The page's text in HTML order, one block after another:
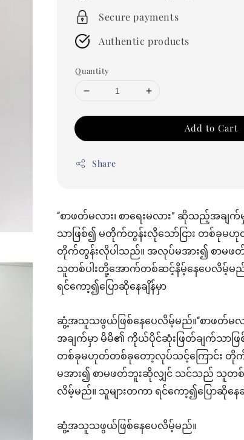
Secure payments
Authentic products
Quantity
Add to Cart
Share
“စာဖတ်မလား၊ စာရေးမလား” ဆိုသည့်အခ
သာဖြစ်၍ မတိုက်တွန်းလိုသော်ငြား တစ်ခုမ
တိုက်တွန်းလိုပါသည်။ အလုပ်မအား၍ စာမ
သူတစ်ပါးတို့အောက်တစ်ဆင့်နိမ့်နေပေလိမ့်မည်
ရင်ကော့၍ပြောဆိုနေချိန်မှာ
ဆွံ့အသူသဖွယ်ဖြစ်နေပေလိမ့်မည်။“စာဖတ်မလာ
အချက်မှာ မိမိ၏ ကိုယ်ပိုင်ဆုံးဖြတ်ချက်သာဖြ
တစ်ခုမဟုတ်တစ်ခုတော့လုပ်သင့်ကြောင်း တို
မအား၍ စာမဖတ်ဘူးဆိုလျှင် သင်သည် သူတစ်
လိမ့်မည်။ သူများတကာ ရင်ကော့၍ပြောဆိုနေခ
ဆွံ့အသူသဖွယ်ဖြစ်နေပေလိမ့်မည်။